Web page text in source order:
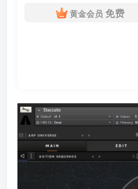
黄金会员 免费